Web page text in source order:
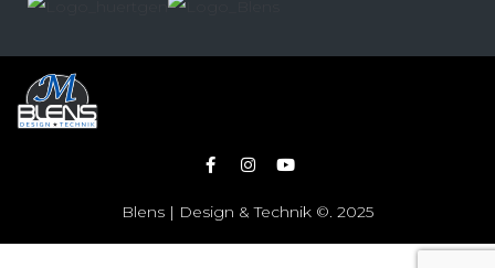
Blens | Design & Technik ©. 2025